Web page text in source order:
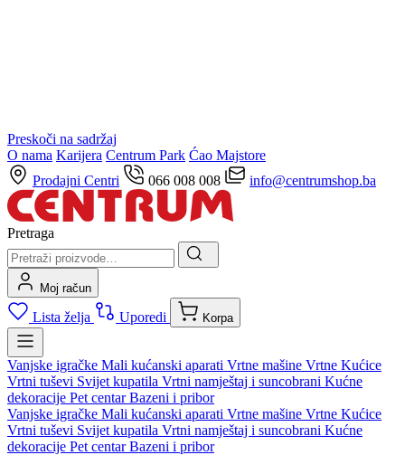
Preskoči na sadržaj
O nama Karijera Centrum Park Ćao Majstore
Prodajni Centri
066 008 008 info@centrumshop.ba
Pretraga
Moj račun
Lista želja Uporedi Korpa
Vanjske igračke Mali kućanski aparati Vrtne mašine Vrtne Kućice
Vrtni tuševi Svijet kupatila Vrtni namještaj i suncobrani Kućne
dekoracije Pet centarBazeni i pribor
Vanjske igračke Mali kućanski aparati Vrtne mašine Vrtne Kućice
Vrtni tuševi Svijet kupatila Vrtni namještaj i suncobrani Kućne
dekoracije Pet centarBazeni i pribor